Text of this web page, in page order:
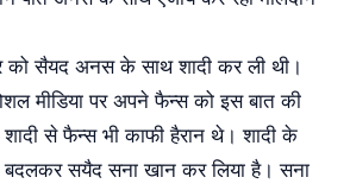
सैयद अनस के साथ शादी कर ली थी।
मीडिया पर अपने फैन्स को इस बात की
से फैन्स भी काफी हैरान थे। शादी के
बदलकर सयैद सना खान कर लिया है। सना